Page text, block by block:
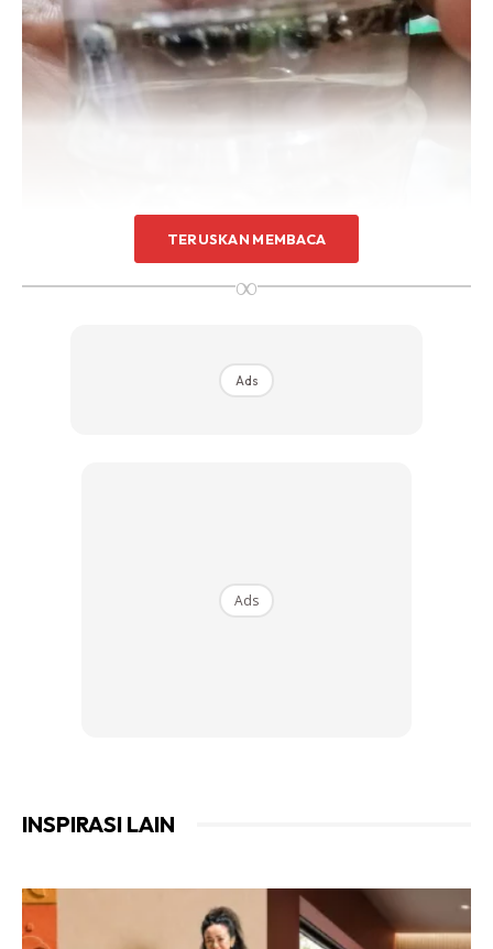
Sentuhan Midas penuh kemewahan dan elegant
untuk kediaman anda.
Rahsia dari IMPIANA, download sekarang di
4. Semai dalam tray semaian guna potting soil.
TERUSKAN MEMBACA
∞
Ads
Ads
INSPIRASI LAIN